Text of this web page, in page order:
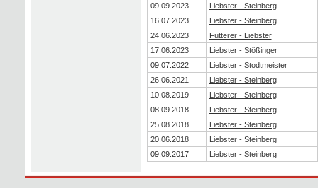
09.09.2023
Liebster - Steinberg
16.07.2023
Liebster - Steinberg
24.06.2023
Fütterer - Liebster
17.06.2023
Liebster - Stößinger
09.07.2022
Liebster - Stodtmeister
26.06.2021
Liebster - Steinberg
10.08.2019
Liebster - Steinberg
08.09.2018
Liebster - Steinberg
25.08.2018
Liebster - Steinberg
20.06.2018
Liebster - Steinberg
09.09.2017
Liebster - Steinberg